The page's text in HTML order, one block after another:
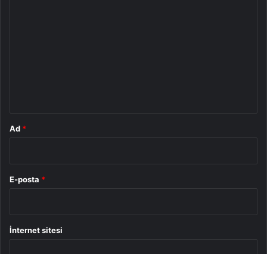
Ad *
E-posta *
İnternet sitesi